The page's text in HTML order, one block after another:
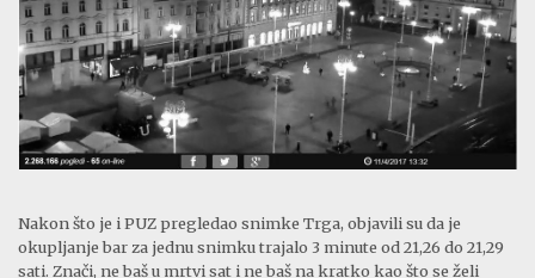
Nakon što je i PUZ pregledao snimke Trga, objavili su da je
okupljanje bar za jednu snimku trajalo 3 minute od 21,26 do 21,29
sati. Znači, ne baš u mrtvi sat i ne baš na kratko kao što se želi